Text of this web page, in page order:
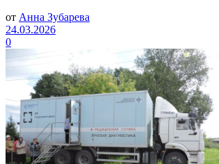
от Анна Зубарева
24.03.2026
0